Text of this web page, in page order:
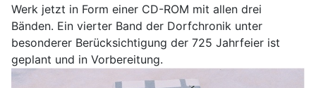
Werk jetzt in Form einer CD-ROM mit allen drei
Bänden. Ein vierter Band der Dorfchronik unter
besonderer Berücksichtigung der 725 Jahrfeier ist
geplant und in Vorbereitung.